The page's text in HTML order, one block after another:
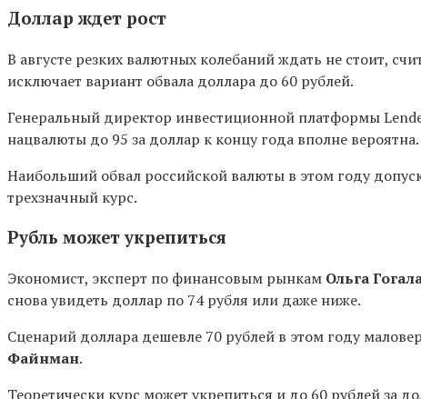
Доллар ждет рост
В августе резких валютных колебаний ждать не стоит,
исключает вариант обвала доллара до 60 рублей.
Генеральный директор инвестиционной платформы
нацвалюты до 95 за доллар к концу года вполне вероятна.
Наибольший обвал российской валюты в этом году
трехзначный курс.
Рубль может укрепиться
Экономист, эксперт по финансовым рынкам Ольга
снова увидеть доллар по 74 рубля или даже ниже.
Сценарий доллара дешевле 70 рублей в этом году
Файнман.
Теоретически курс может укрепиться и до 60 рублей за